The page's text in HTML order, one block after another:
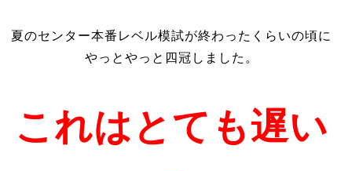
夏のセンター本番レベル模試が終わったくらいの頃に
やっとやっと四冠しました。
これはとても遅い